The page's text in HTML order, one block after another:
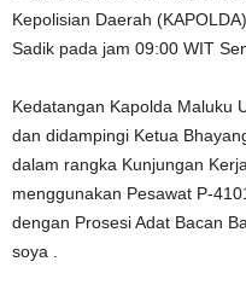
Kepolisian Daerah
Sadik pada jam 09:00 WIT
Kedatangan Kapolda Maluku
dan didampingi Ketua
dalam rangka Kunjungan
menggunakan Pesawat P-
dengan Prosesi Adat Bacan
soya .